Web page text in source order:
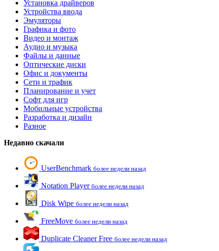
Установка драйверов
Устройства ввода
Эмуляторы
Графика и фото
Видео и монтаж
Аудио и музыка
Файлы и данные
Оптические диски
Офис и документы
Сети и трафик
Планирование и учет
Софт для игр
Мобильные устройства
Разработка и дизайн
Разное
Недавно скачали
UserBenchmark более недели назад
Notation Player более недели назад
Disk Wipe более недели назад
FreeMove более недели назад
Duplicate Cleaner Free более недели назад